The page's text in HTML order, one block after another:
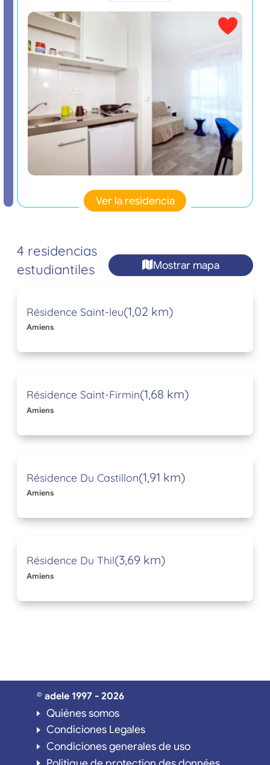
Ver la residencia
4 residencias
estudiantiles
Mostrar mapa
Résidence Saint-leu(1,02 km)
Amiens
Résidence Saint-Firmin(1,68 km)
Amiens
Résidence Du Castillon(1,91 km)
Amiens
Résidence Du Thil(3,69 km)
Amiens
© adele 1997 - 2026
Quiénes somos
Condiciones Legales
Condiciones generales de uso